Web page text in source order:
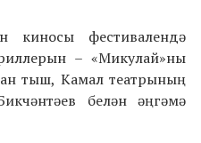
киносы фестивалендә
– «Микулай»ны
тыш, Камал театрының
белән әңгәмә